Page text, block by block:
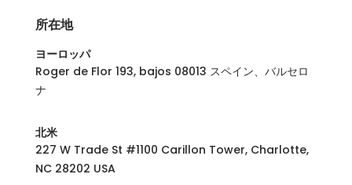
所在地
ヨーロッパ
Roger de Flor 193, bajos 08013 スペイン、バルセロ
ナ
北米
227 W Trade St #1100 Carillon Tower, Charlotte,
NC 28202 USA